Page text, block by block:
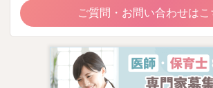
ご質問・お問い合わせはこ